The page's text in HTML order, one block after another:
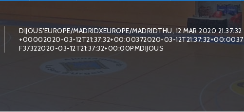
DIJOUS'EUROPE/MADRIDXEUROPE/MADRIDTHU, 12 MAR 2020 21:37:32
+00002020-03-12T21:37:32+00:00372020-03-12T21:37:32+00:0037
F37322020-03-12T21:37:32+00:00PMDIJOUS